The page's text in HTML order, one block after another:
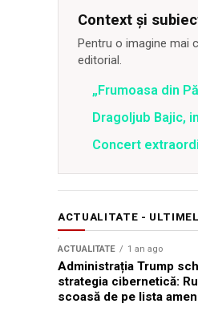
Context și
Pentru o imagine mai
editorial.
„Frumoasa din
Dragoljub Bajic,
Concert
ACTUALITATE -
ACTUALITATE 1 an ago
Administrația Trump
strategia cibernetică:
scoasă de pe lista